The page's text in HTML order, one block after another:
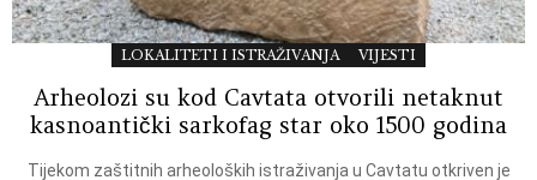
LOKALITETI I ISTRAŽIVANJA VIJESTI
Arheolozi su kod Cavtata otvorili netaknut
kasnoantički sarkofag star oko 1500 godina
Tijekom zaštitnih arheoloških istraživanja u Cavtatu otkriven je